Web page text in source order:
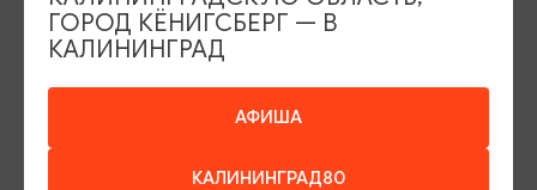
ТЕЛЕФОН
+7 (4012) 30-01-11
ВОЗРАСТНЫЕ ОГРАНИЧЕНИЯ
АФИША
КАЛИНИНГРАД80
ГОРОД КЁНИГСБЕРГ — В
КАЛИНИНГРАД